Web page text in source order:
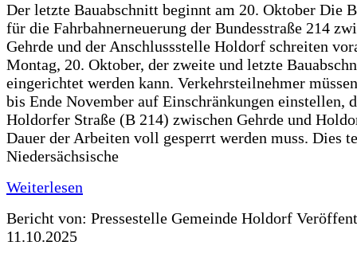
Der letzte Bauabschnitt beginnt am 20. Oktober Die
für die Fahrbahnerneuerung der Bundesstraße 214
Gehrde und der Anschlussstelle Holdorf schreiten
Montag, 20. Oktober, der zweite und letzte
eingerichtet werden kann. Verkehrsteilnehmer
bis Ende November auf Einschränkungen einstellen,
Holdorfer Straße (B 214) zwischen Gehrde und
Dauer der Arbeiten voll gesperrt werden muss. Dies
Niedersächsische
Weiterlesen
Bericht von: Pressestelle Gemeinde Holdorf
11.10.2025